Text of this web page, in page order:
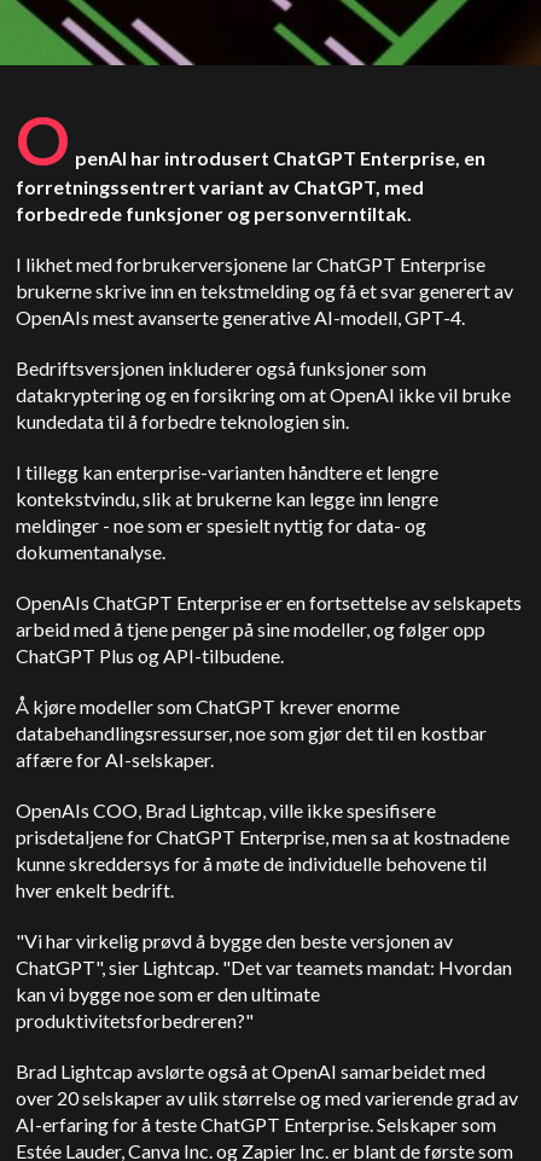
O penAI har introdusert ChatGPT Enterprise, en
forretningssentrert variant av ChatGPT, med
forbedrede funksjoner og personverntiltak.
I likhet med forbrukerversjonene lar ChatGPT Enterprise
brukerne skrive inn en tekstmelding og få et svar generert av
OpenAIs mest avanserte generative AI-modell, GPT-4.
Bedriftsversjonen inkluderer også funksjoner som
datakryptering og en forsikring om at OpenAI ikke vil bruke
kundedata til å forbedre teknologien sin.
I tillegg kan enterprise-varianten håndtere et lengre
kontekstvindu, slik at brukerne kan legge inn lengre
meldinger - noe som er spesielt nyttig for data- og
dokumentanalyse.
OpenAIs ChatGPT Enterprise er en fortsettelse av selskapets
arbeid med å tjene penger på sine modeller, og følger opp
ChatGPT Plus og API-tilbudene.
Å kjøre modeller som ChatGPT krever enorme
databehandlingsressurser, noe som gjør det til en kostbar
affære for AI-selskaper.
OpenAIs COO, Brad Lightcap, ville ikke spesifisere
prisdetaljene for ChatGPT Enterprise, men sa at kostnadene
kunne skreddersys for å møte de individuelle behovene til
hver enkelt bedrift.
"Vi har virkelig prøvd å bygge den beste versjonen av
ChatGPT", sier Lightcap. "Det var teamets mandat: Hvordan
kan vi bygge noe som er den ultimate
produktivitetsforbedreren?"
Brad Lightcap avslørte også at OpenAI samarbeidet med
over 20 selskaper av ulik størrelse og med varierende grad av
AI-erfaring for å teste ChatGPT Enterprise. Selskaper som
Estée Lauder, Canva Inc. og Zapier Inc. er blant de første som